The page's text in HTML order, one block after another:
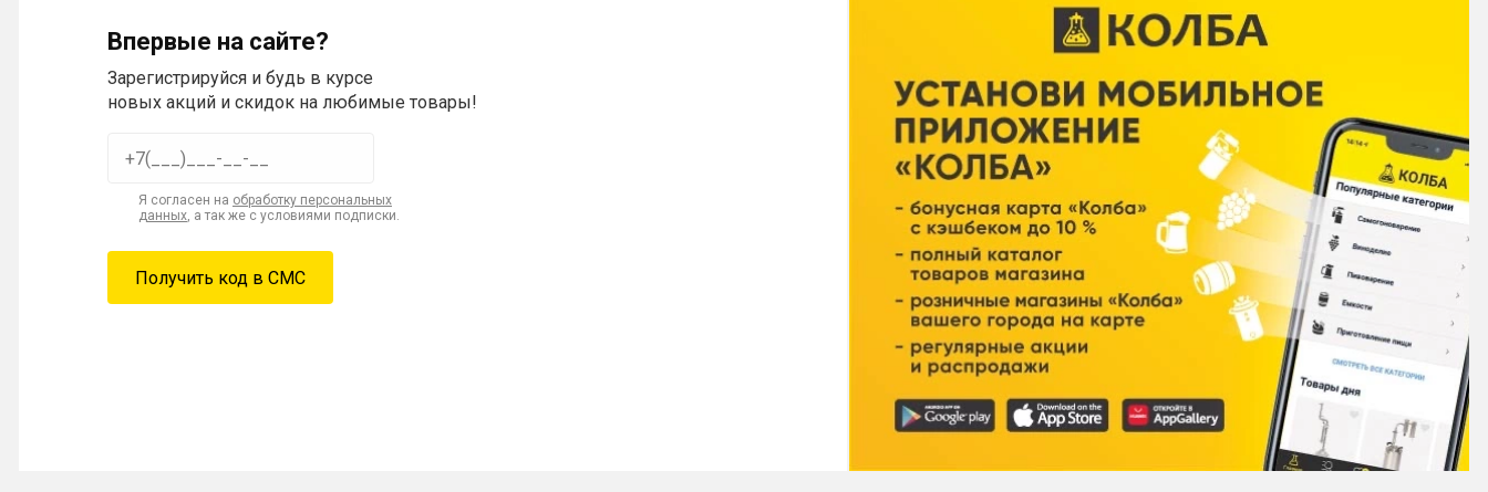
Впервые на сайте?
Зарегистрируйся и будь в курсе
новых акций и скидок на любимые товары!
Я согласен на обработку персональных
данных, а так же с условиями подписки.